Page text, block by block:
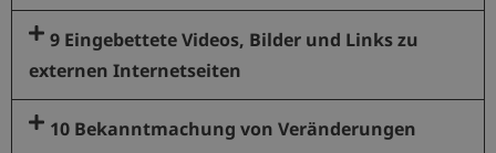
9 Eingebettete Videos, Bilder und Links zu
externen Internetseiten
10 Bekanntmachung von Veränderungen